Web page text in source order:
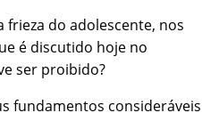
frieza do adolescente, nos
é discutido hoje no
ser proibido?
fundamentos consideráveis